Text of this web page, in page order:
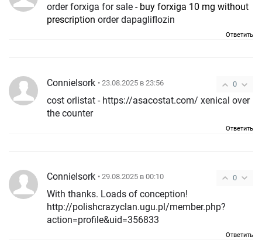
order forxiga for sale - buy forxiga 10 mg without
prescription order dapagliflozin
Ответить
0
ConnieIsork • 23.08.2025 в 23:56
cost orlistat - https://asacostat.com/ xenical over
the counter
Ответить
0
ConnieIsork • 29.08.2025 в 00:10
With thanks. Loads of conception!
http://polishcrazyclan.ugu.pl/member.php?
action=profile&uid=356833
Ответить